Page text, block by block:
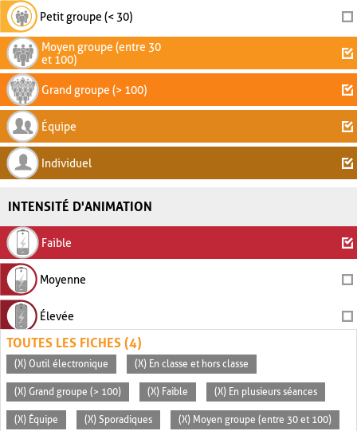
Petit groupe (< 30)
Moyen groupe (entre 30
et 100)
Grand groupe (> 100)
Équipe
Individuel
INTENSITÉ D'ANIMATION
Faible
Moyenne
Élevée
TOUTES LES FICHES (4)
(X) Outil électronique (X) En classe et hors classe
(X) Grand groupe (> 100) (X) Faible (X) En plusieurs séances
(X) Équipe (X) Sporadiques (X) Moyen groupe (entre 30 et 100)